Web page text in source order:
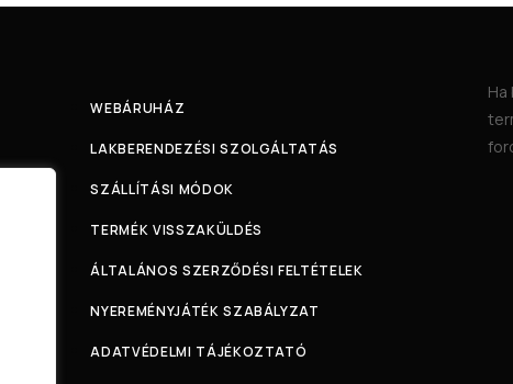
WEBÁRUHÁZ
LAKBERENDEZÉSI SZOLGÁLTATÁS
SZÁLLÍTÁSI MÓDOK
TERMÉK VISSZAKÜLDÉS
ÁLTALÁNOS SZERZŐDÉSI FELTÉTELEK
NYEREMÉNYJÁTÉK SZABÁLYZAT
ADATVÉDELMI TÁJÉKOZTATÓ